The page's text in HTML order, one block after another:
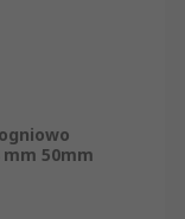
50mm